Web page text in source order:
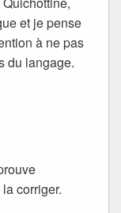
et je pense
à ne pas
du langage.
corriger.